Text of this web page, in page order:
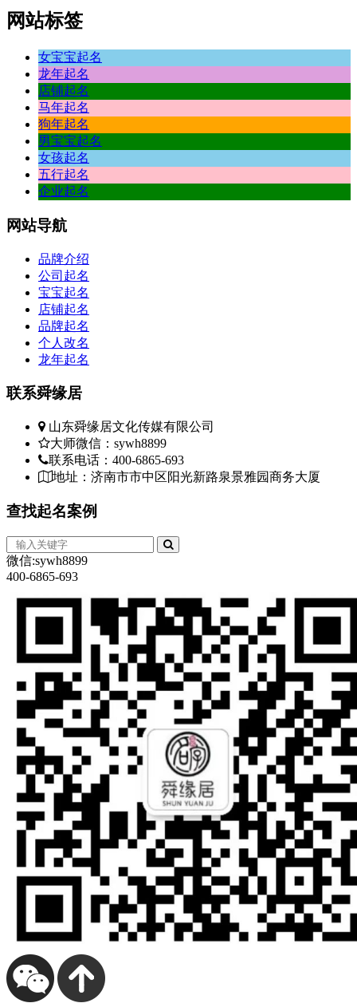
网站标签
女宝宝起名
龙年起名
店铺起名
马年起名
狗年起名
男宝宝起名
女孩起名
五行起名
企业起名
网站导航
品牌介绍
公司起名
宝宝起名
店铺起名
品牌起名
个人改名
龙年起名
联系舜缘居
山东舜缘居文化传媒有限公司
大师微信：sywh8899
联系电话：400-6865-693
地址：济南市市中区阳光新路泉景雅园商务大厦
查找起名案例
微信:sywh8899
400-6865-693